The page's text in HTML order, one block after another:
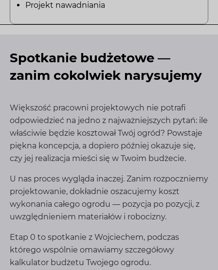
Projekt nawadniania
Spotkanie budżetowe —
zanim cokolwiek narysujemy
Większość pracowni projektowych nie potrafi
odpowiedzieć na jedno z najważniejszych pytań: ile
właściwie będzie kosztował Twój ogród? Powstaje
piękna koncepcja, a dopiero później okazuje się,
czy jej realizacja mieści się w Twoim budżecie.
U nas proces wygląda inaczej. Zanim rozpoczniemy
projektowanie, dokładnie oszacujemy koszt
wykonania całego ogrodu — pozycja po pozycji, z
uwzględnieniem materiałów i robocizny.
Etap 0 to spotkanie z Wojciechem, podczas
którego wspólnie omawiamy szczegółowy
kalkulator budżetu Twojego ogrodu.